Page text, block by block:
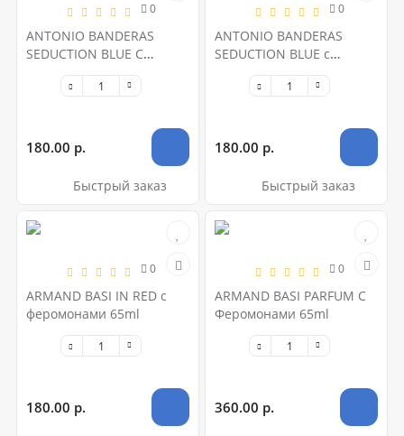
0
ANTONIO BANDERAS
SEDUCTION BLUE С
Феромонами 65ml
180.00 р.
Быстрый заказ
0
ANTONIO BANDERAS
SEDUCTION BLUE с
феромонами 65ml
180.00 р.
Быстрый заказ
0
ARMAND BASI IN RED с
феромонами 65ml
180.00 р.
0
ARMAND BASI PARFUM С
Феромонами 65ml
360.00 р.